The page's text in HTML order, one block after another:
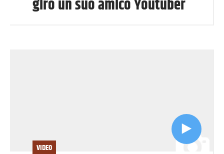
giro un suo amico Youtuber
VIDEO